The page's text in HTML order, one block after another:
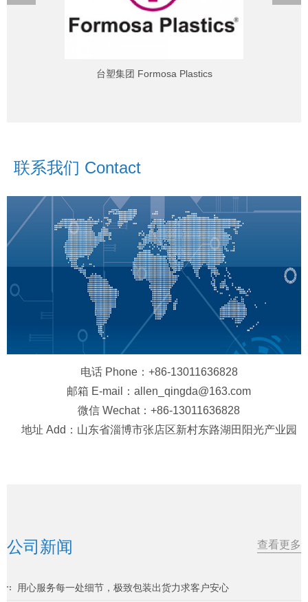
台塑集团 Formosa Plastics
联系我们 Contact
电话 Phone：+86-13011636828
邮箱 E-mail：allen_qingda@163.com
微信 Wechat：+86-13011636828
地址 Add：山东省淄博市张店区新村东路湖田阳光产业园
公司新闻 查看更多
用心服务每一处细节，极致包装出货力求客户安心